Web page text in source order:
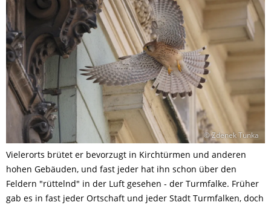
© Zdenek Tunka
Vielerorts brütet er bevorzugt in Kirchtürmen und anderen
hohen Gebäuden, und fast jeder hat ihn schon über den
Feldern "rüttelnd" in der Luft gesehen - der Turmfalke. Früher
gab es in fast jeder Ortschaft und jeder Stadt Turmfalken, doch